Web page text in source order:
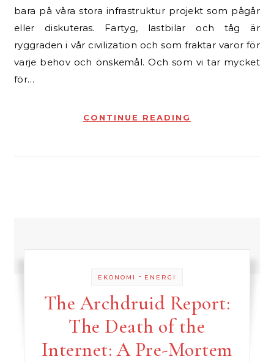
bara på våra stora infrastruktur projekt som pågår
eller diskuteras. Fartyg, lastbilar och tåg är
ryggraden i vår civilization och som fraktar varor för
varje behov och önskemål. Och som vi tar mycket
för…
CONTINUE READING
EKONOMI - ENERGI
The Archdruid Report:
The Death of the
Internet: A Pre-Mortem